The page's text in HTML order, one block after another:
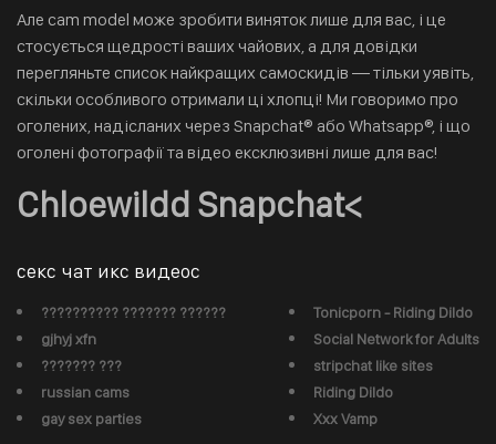
Але cam model може зробити виняток лише для вас, і це
стосується щедрості ваших чайових, а для довідки
перегляньте список найкращих самоскидів — тільки уявіть,
скільки особливого отримали ці хлопці! Ми говоримо про
оголених, надісланих через Snapchat® або Whatsapp®, і що
оголені фотографії та відео ексклюзивні лише для вас!
Chloewildd Snapchat<
секс чат икс видеос
?????????? ??????? ??????
gjhyj xfn
??????? ???
russian cams
gay sex parties
Tonicporn - Riding Dildo
Social Network for Adults
stripchat like sites
Riding Dildo
Xxx Vamp